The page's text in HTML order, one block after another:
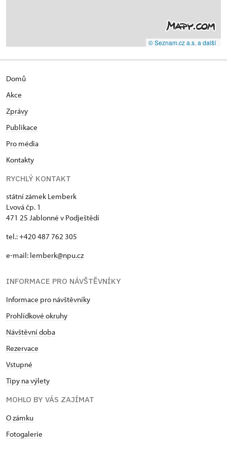
© Seznam.cz a.s. a další
Domů
Akce
Zprávy
Publikace
Pro média
Kontakty
RYCHLÝ KONTAKT
státní zámek Lemberk
Lvová čp. 1
471 25 Jablonné v Podještědí
tel.: +420 487 762 305
e-mail: lemberk@npu.cz
INFORMACE PRO NÁVŠTĚVNÍKY
Informace pro návštěvníky
Prohlídkové okruhy
Návštěvní doba
Rezervace
Vstupné
Tipy na výlety
MOHLO BY VÁS ZAJÍMAT
O zámku
Fotogalerie